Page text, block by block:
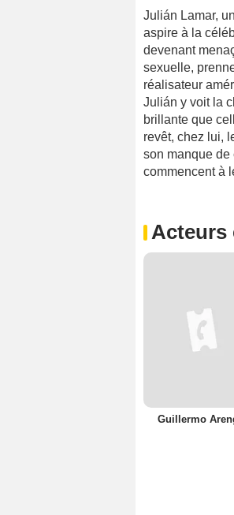
Julián Lamar,
aspire à la
devenant
sexuelle,
réalisateur
Julián y voit la
brillante que
revêt, chez lui,
son manque
commencent à
Acteurs
Guillermo